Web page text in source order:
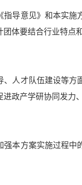
导意见》和本实
体要结合行业特点
人才队伍建设等
政产学研协同发力
本方案实施过程